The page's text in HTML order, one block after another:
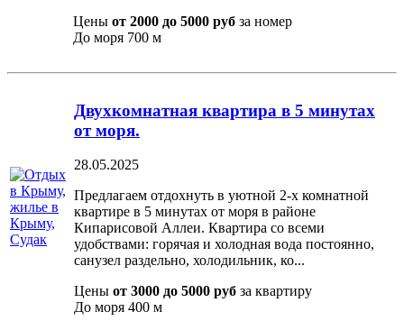
Цены от 2000 до 5000 руб за номер
До моря 700 м
Двухкомнатная квартира в 5 минутах
от моря.
28.05.2025
Предлагаем отдохнуть в уютной 2-х комнатной
квартире в 5 минутах от моря в районе
Кипарисовой Аллеи. Квартира со всеми
удобствами: горячая и холодная вода постоянно,
санузел раздельно, холодильник, ко...
Цены от 3000 до 5000 руб за квартиру
До моря 400 м